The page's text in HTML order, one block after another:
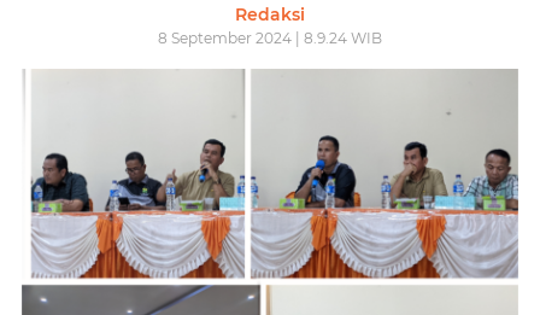
Redaksi
8 September 2024 | 8.9.24 WIB